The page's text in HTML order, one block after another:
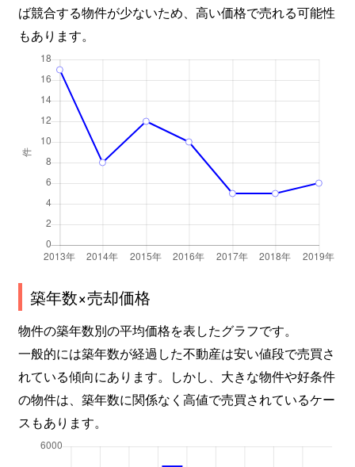
ば競合する物件が少ないため、高い価格で売れる可能性
もあります。
築年数×売却価格
物件の築年数別の平均価格を表したグラフです。
一般的には築年数が経過した不動産は安い値段で売買さ
れている傾向にあります。しかし、大きな物件や好条件
の物件は、築年数に関係なく高値で売買されているケー
スもあります。